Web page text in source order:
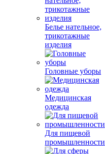
Белье нательное,
трикотажные
изделия
Головные уборы
Медицинская
одежда
Для пищевой
промышленности